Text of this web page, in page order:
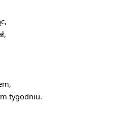
tygodniu.